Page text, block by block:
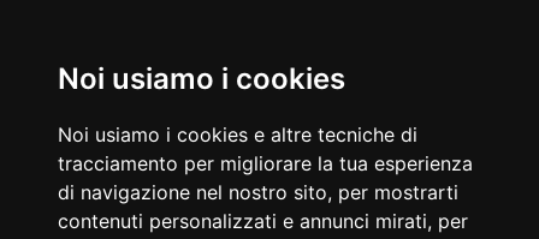
Noi usiamo i cookies
Noi usiamo i cookies e altre tecniche di
tracciamento per migliorare la tua esperienza
di navigazione nel nostro sito, per mostrarti
contenuti personalizzati e annunci mirati, per